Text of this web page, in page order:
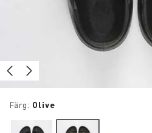
Färg: Olive